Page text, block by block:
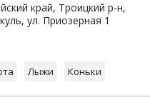
край, Троицкий р-н,
ул. Приозерная 1
Лыжи Коньки